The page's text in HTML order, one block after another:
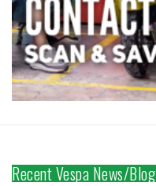
Recent Vespa News/Blog